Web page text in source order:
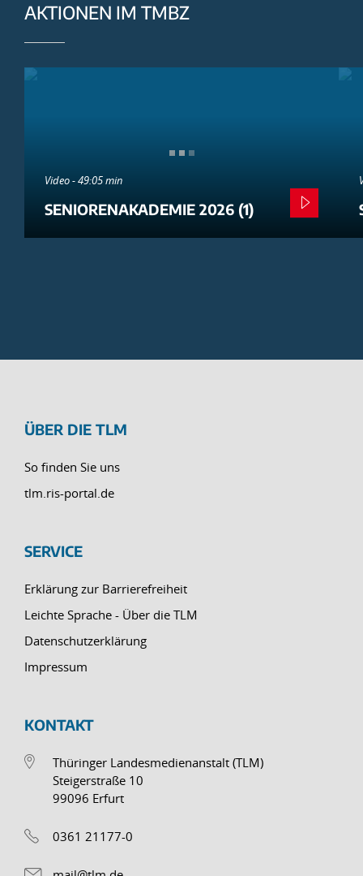
AKTIONEN IM TMBZ
Video - 49:05 min
SENIORENAKADEMIE 2026 (1)
ÜBER DIE TLM
So finden Sie uns
tlm.ris-portal.de
SERVICE
Erklärung zur Barrierefreiheit
Leichte Sprache - Über die TLM
Datenschutzerklärung
Impressum
KONTAKT
Thüringer Landesmedienanstalt (TLM)
Steigerstraße 10
99096 Erfurt
0361 21177-0